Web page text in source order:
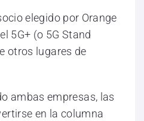
elegido por Orange
5G+ (o 5G Stand
otros lugares de
ambas empresas, las
en la columna